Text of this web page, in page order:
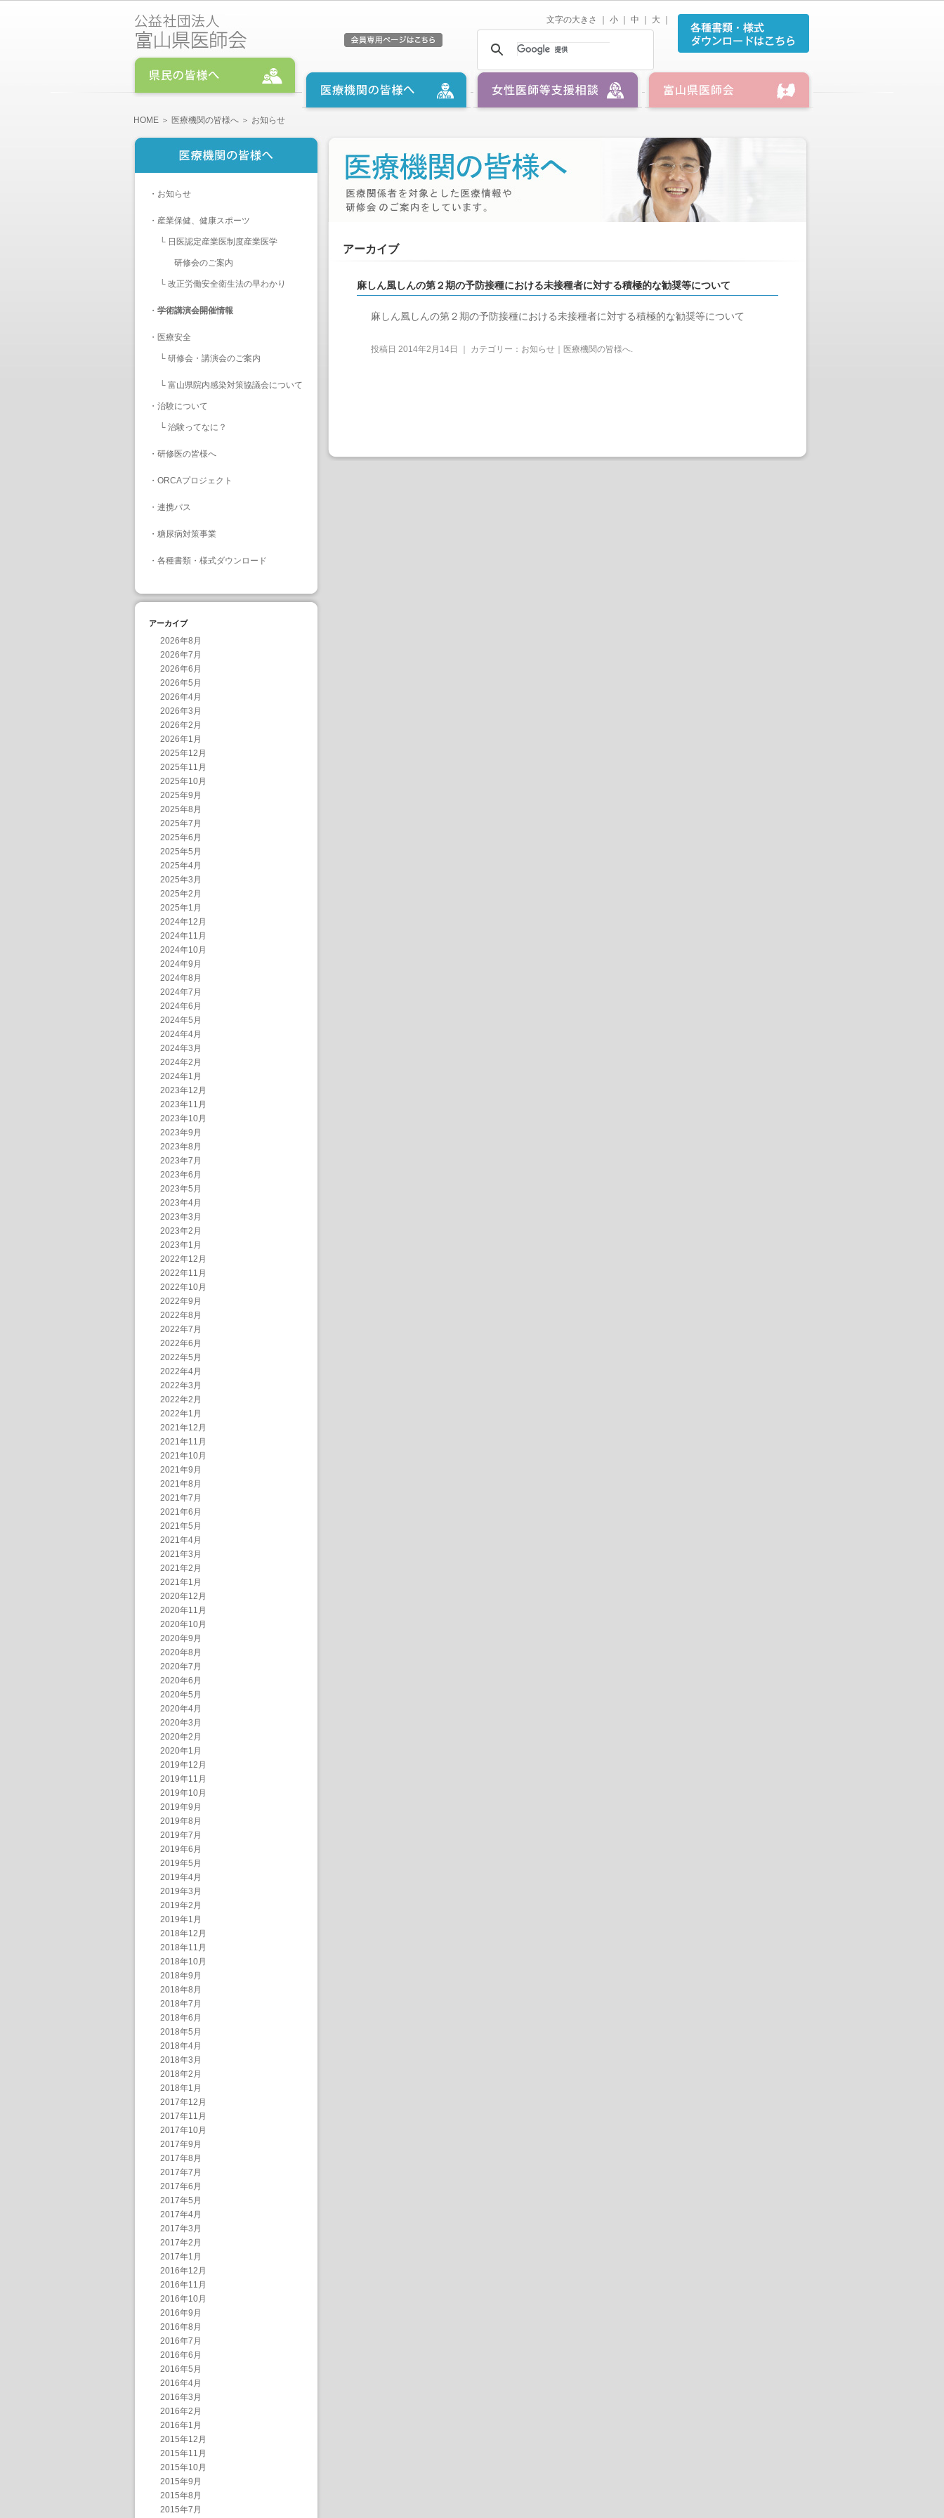
文字の大きさ ｜ 小 中 大
HOME ＞ 医療機関の皆様へ ＞ お知らせ
・ お知らせ
・ 産業保健、健康スポーツ
└ 日医認定産業医制度産業医学
研修会のご案内
└ 改正労働安全衛生法の早わかり
・ 学術講演会開催情報
・ 医療安全
└ 研修会・講演会のご案内
└ 富山県院内感染対策協議会について
・ 治験について
└ 治験ってなに？
・ 研修医の皆様へ
・ ORCAプロジェクト
・ 連携パス
・ 糖尿病対策事業
・ 各種書類・様式ダウンロード
アーカイブ
2026年8月
2026年7月
2026年6月
2026年5月
2026年4月
2026年3月
2026年2月
2026年1月
2025年12月
2025年11月
2025年10月
2025年9月
2025年8月
2025年7月
2025年6月
2025年5月
2025年4月
2025年3月
2025年2月
2025年1月
2024年12月
2024年11月
2024年10月
2024年9月
2024年8月
2024年7月
2024年6月
2024年5月
2024年4月
2024年3月
2024年2月
2024年1月
2023年12月
2023年11月
2023年10月
2023年9月
2023年8月
2023年7月
2023年6月
2023年5月
2023年4月
2023年3月
2023年2月
2023年1月
2022年12月
2022年11月
2022年10月
2022年9月
2022年8月
2022年7月
2022年6月
2022年5月
2022年4月
2022年3月
2022年2月
2022年1月
2021年12月
2021年11月
2021年10月
2021年9月
2021年8月
2021年7月
2021年6月
2021年5月
2021年4月
2021年3月
2021年2月
2021年1月
2020年12月
2020年11月
2020年10月
2020年9月
2020年8月
2020年7月
2020年6月
2020年5月
2020年4月
2020年3月
2020年2月
2020年1月
2019年12月
2019年11月
2019年10月
2019年9月
2019年8月
2019年7月
2019年6月
2019年5月
2019年4月
2019年3月
2019年2月
2019年1月
2018年12月
2018年11月
2018年10月
2018年9月
2018年8月
2018年7月
2018年6月
2018年5月
2018年4月
2018年3月
2018年2月
2018年1月
2017年12月
2017年11月
2017年10月
2017年9月
2017年8月
2017年7月
2017年6月
2017年5月
2017年4月
2017年3月
2017年2月
2017年1月
2016年12月
2016年11月
2016年10月
2016年9月
2016年8月
2016年7月
2016年6月
2016年5月
2016年4月
2016年3月
2016年2月
2016年1月
2015年12月
2015年11月
2015年10月
2015年9月
2015年8月
2015年7月
アーカイブ
麻しん風しんの第２期の予防接種における未接種者に対する積極的な勧奨等について
麻しん風しんの第２期の予防接種における未接種者に対する積極的な勧奨等について
投稿日 2014年2月14日 ｜ カテゴリー： お知らせ｜医療機関の皆様へ.